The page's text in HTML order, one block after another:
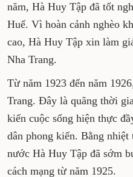
năm, Hà Huy Tập đã tốt
Huế. Vì hoàn cảnh nghèo
cao, Hà Huy Tập xin làm
Nha Trang.
Từ năm 1923 đến năm
Trang. Đây là quãng thời
kiến cuộc sống hiện thực
dân phong kiến. Bằng
nước Hà Huy Tập đã sớm
cách mạng từ năm 1925.